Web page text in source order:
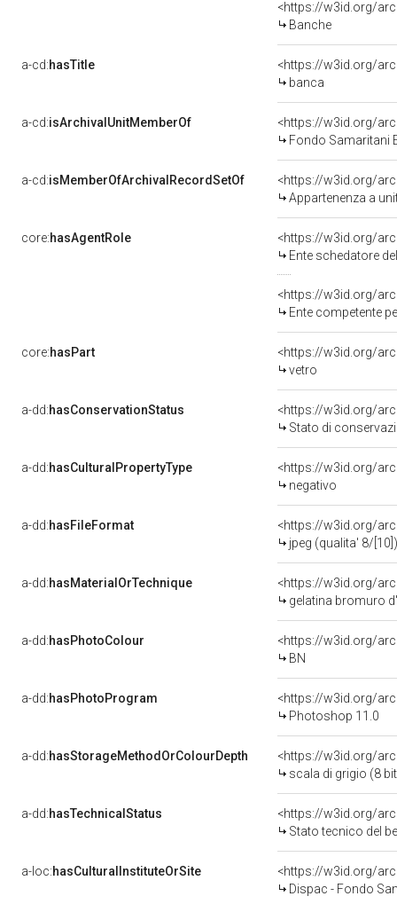
<https://w3id.org/
Banche
a-cd:hasTitle
<https://w3id.org/
banca
a-cd:isArchivalUnitMemberOf
Fondo Samaritani
a-cd:isMemberOfArchivalRecordSetOf
<https://w3id.org/
Appartenenza a
core:hasAgentRole
<https://w3id.org/
Ente schedatore del
<https://w3id.org/
Ente competente per
core:hasPart
<https://w3id.org/
vetro
a-dd:hasConservationStatus
<https://w3id.org/
Stato di
a-dd:hasCulturalPropertyType
<https://w3id.org/
negativo
a-dd:hasFileFormat
<https://w3id.org/
jpeg (qualita' 8/[10])
a-dd:hasMaterialOrTechnique
<https://w3id.org/
gelatina bromuro
a-dd:hasPhotoColour
<https://w3id.org/
BN
a-dd:hasPhotoProgram
<https://w3id.org/
Photoshop 11.0
a-dd:hasStorageMethodOrColourDepth
<https://w3id.org/
scala di grigio (8
a-dd:hasTechnicalStatus
<https://w3id.org/
Stato tecnico del
a-loc:hasCulturalInstituteOrSite
<https://w3id.org/
Dispac - Fondo